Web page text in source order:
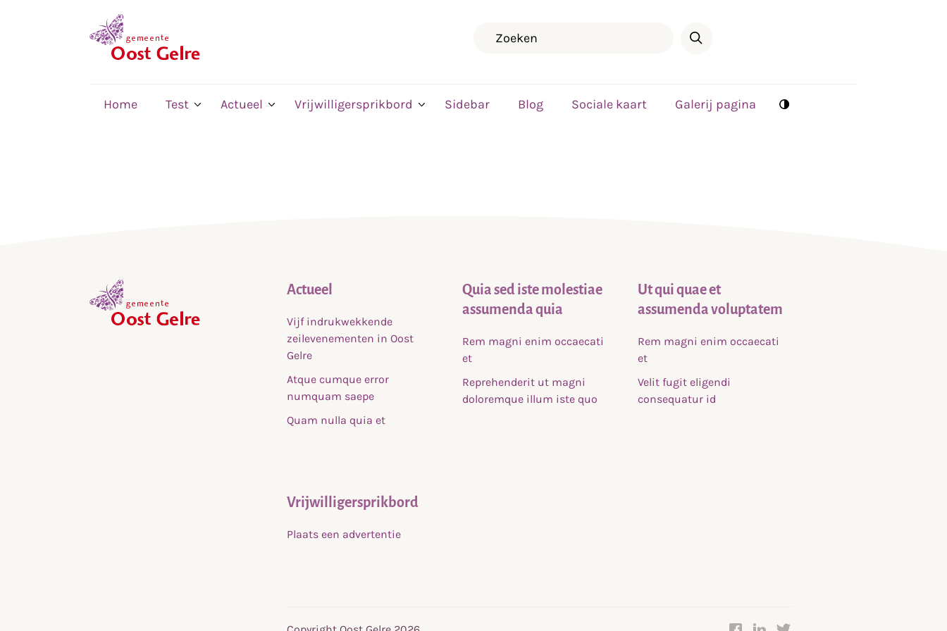
Home Test Actueel Vrijwilligersprikbord Sidebar Blog Sociale kaart Galerij pagina
Actueel
Vijf indrukwekkende
zeilevenementen in Oost
Gelre
Atque cumque error
numquam saepe
Quam nulla quia et
Quia sed iste molestiae
assumenda quia
Rem magni enim occaecati
et
Reprehenderit ut magni
doloremque illum iste quo
Ut qui quae et
assumenda voluptatem
Rem magni enim occaecati
et
Velit fugit eligendi
consequatur id
Vrijwilligersprikbord
Plaats een advertentie